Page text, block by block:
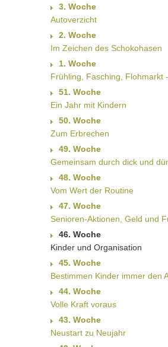
3. Woche
Autoverzicht
2. Woche
Im Zeichen des Schokohasen
1. Woche
Frühling, Fasching, Flohmarkt
51. Woche
Ein Jahr mit Kindern
50. Woche
Zum Erbrechen
49. Woche
Gemeinsam durch dick und
48. Woche
Vom Wert der Routine
47. Woche
Senioren-Aktionen, Geld und
46. Woche
Kinder und Organisation
45. Woche
Bestimmen Kinder immer den
44. Woche
Volle Kraft voraus
43. Woche
Neustart zu Neujahr